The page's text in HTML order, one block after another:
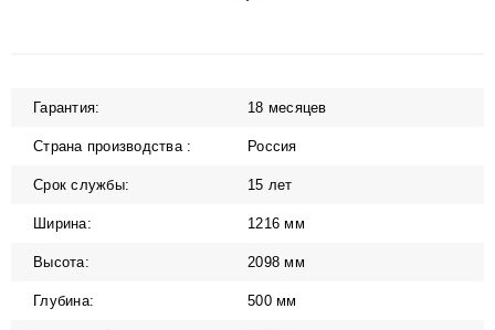
Гарантия: 18 месяцев
Страна производства : Россия
Срок службы: 15 лет
Ширина: 1216 мм
Высота: 2098 мм
Глубина: 500 мм